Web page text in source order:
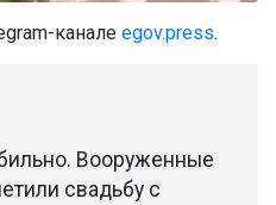
канале egov.press.
Вооруженные
свадьбу с